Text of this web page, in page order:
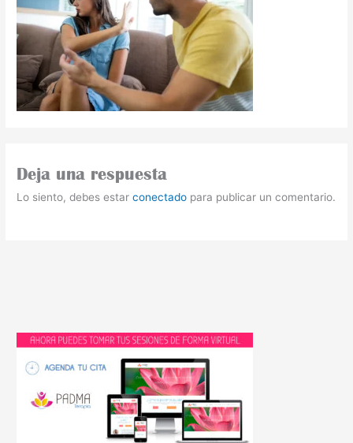
Deja una respuesta
Lo siento, debes estarconectado para publicar un comentario.